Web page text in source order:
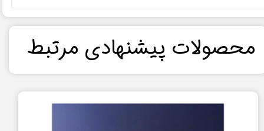
​محصولات پیشنهادی مرتبط​​​​​​​